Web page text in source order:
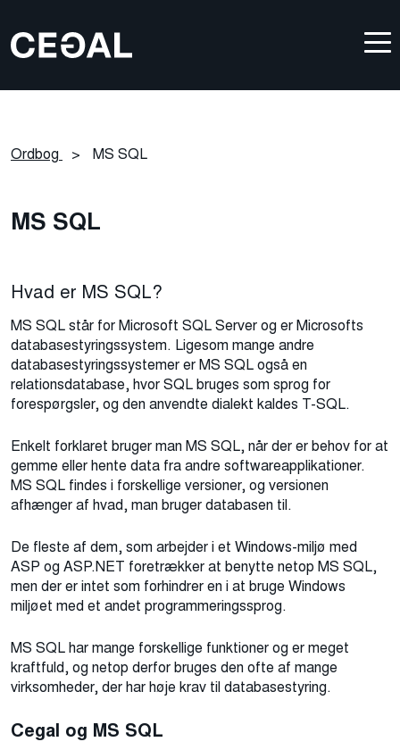
Ordbog > MS SQL
MS SQL
Hvad er MS SQL?
MS SQL står for Microsoft SQL Server og er Microsofts
databasestyringssystem. Ligesom mange andre
databasestyringssystemer er MS SQL også en
relationsdatabase, hvor SQL bruges som sprog for
forespørgsler, og den anvendte dialekt kaldes T-SQL.
Enkelt forklaret bruger man MS SQL, når der er behov for at
gemme eller hente data fra andre softwareapplikationer.
MS SQL findes i forskellige versioner, og versionen
afhænger af hvad, man bruger databasen til.
De fleste af dem, som arbejder i et Windows-miljø med
ASP og ASP.NET foretrækker at benytte netop MS SQL,
men der er intet som forhindrer en i at bruge Windows
miljøet med et andet programmeringssprog.
MS SQL har mange forskellige funktioner og er meget
kraftfuld, og netop derfor bruges den ofte af mange
virksomheder, der har høje krav til databasestyring.
Cegal og MS SQL